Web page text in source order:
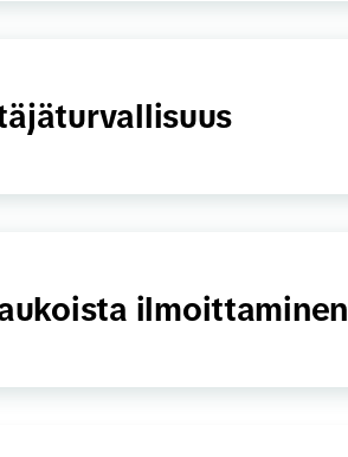
ilmoittaminen